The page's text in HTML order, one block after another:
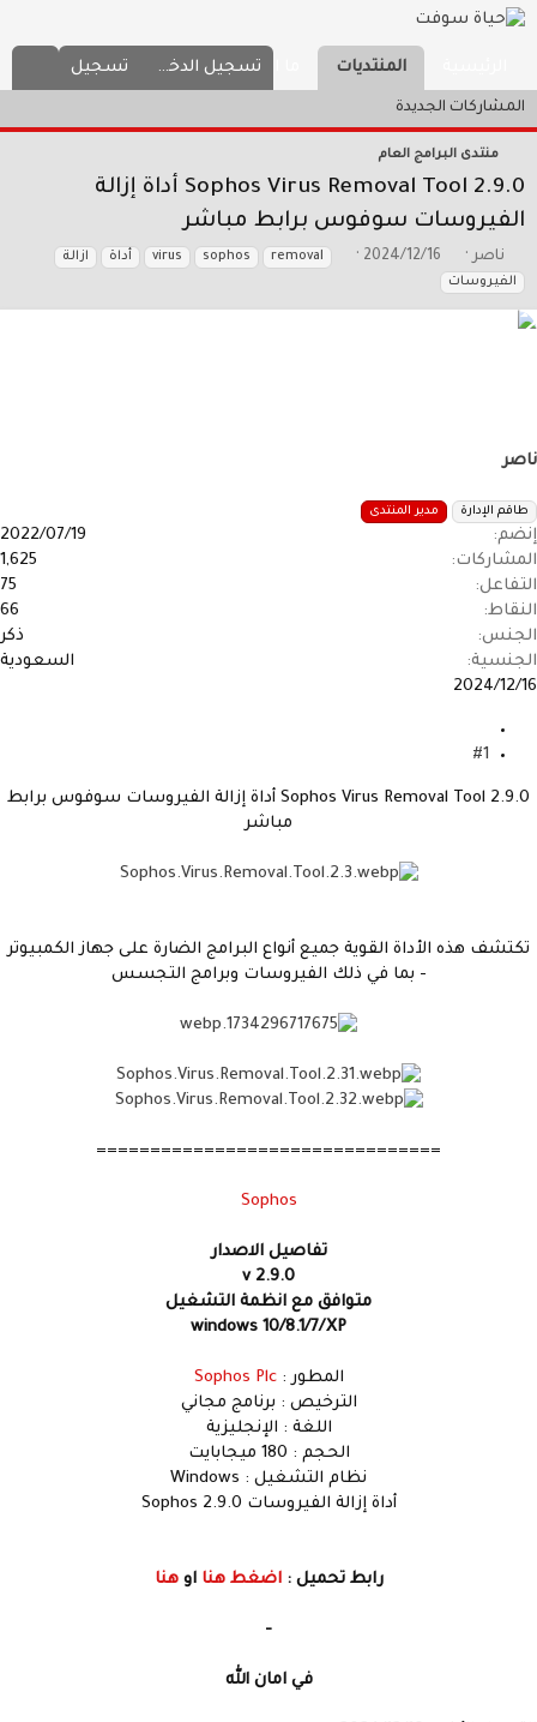
المنتديات ما الجديد تسجيل الدخول تسجيل
المشاركات الجديدة
منتدى البرامج العام
Sophos Virus Removal Tool 2.9.0 أداة إزالة
الفيروسات سوفوس برابط مباشر
ا
و
ناصر
ا
2024/12/16
removal
sophos
virus أداة
ازالة
الفيروسات
طاقم الإدارة مدير المنتدى
2022/07/19
1,625
75
66
ذكر
السعودية
2024/12/
#1
Sophos Virus Removal Tool 2.9.0 أداة إزالة الفيروسات سوفوس برابط
مباشر
تكتشف هذه الأداة القوية جميع أنواع البرامج الضارة على جهاز الكمبيوتر
- بما في ذلك الفيروسات وبرامج التجسس
================================
Sophos
تفاصيل الاصدار
v 2.9.0
متوافق مع انظمة التشغيل
windows 10/8.1/7/XP
المطور : Sophos Plc
الترخيص : برنامج مجاني
اللغة : الإنجليزية
الحجم : 180 ميجابايت
نظام التشغيل : Windows
أداة إزالة الفيروسات Sophos 2.9.0
رابط تحميل : اضغط هنااو هنا
-
في امان الله